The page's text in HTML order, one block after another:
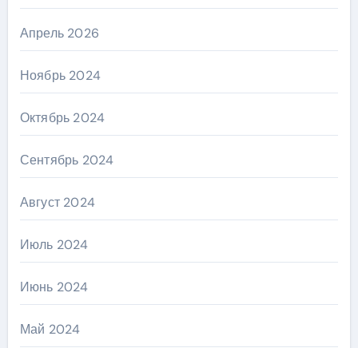
Апрель 2026
Ноябрь 2024
Октябрь 2024
Сентябрь 2024
Август 2024
Июль 2024
Июнь 2024
Май 2024